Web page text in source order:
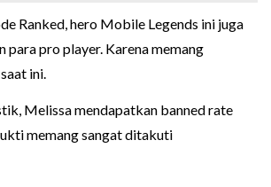
Ranked, hero Mobile Legends ini juga
para pro player. Karena memang
ini.
Melissa mendapatkan banned rate
memang sangat ditakuti